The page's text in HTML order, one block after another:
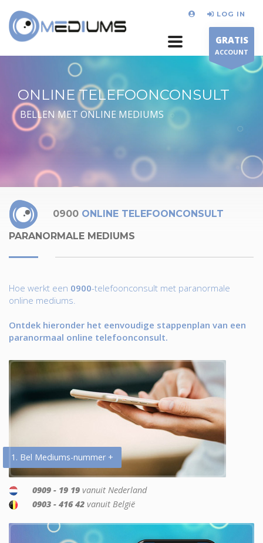
LOG IN
GRATIS
ACCOUNT
ONLINE TELEFOONCONSULT
BELLEN MET ONLINE MEDIUMS
0900 ONLINE TELEFOONCONSULT
PARANORMALE MEDIUMS
Hoe werkt een 0900-telefoonconsult met paranormale
online mediums.
Ontdek hieronder het eenvoudige stappenplan van een
paranormaal online telefoonconsult.
1. Bel Mediums-nummer +
0909 - 19 19 vanuit Nederland
0903 - 416 42 vanuit België